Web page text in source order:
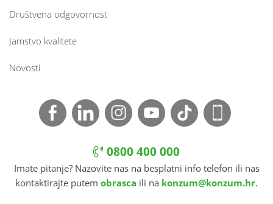
Društvena odgovornost
Jamstvo kvalitete
Novosti
0800 400 000
Imate pitanje? Nazovite nas na besplatni info telefon ili nas
kontaktirajte putem obrasca ili na konzum@konzum.hr.